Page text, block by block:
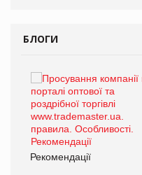
БЛОГИ
Рекомендації